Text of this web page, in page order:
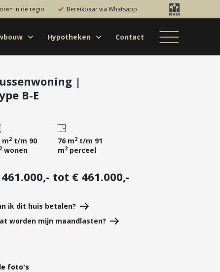
Projectontwikkelaars
Leer ons kennen
in de regio Bereikbaar via Whatsapp
Bestaande bouw
Nieuwbouw
Bedrijfsaanbod
Internationaal
Nieuwbouw
Hypotheken
oversluiten
Starterslening
Financiële check
Duurzame
Banken
Contact
|
B-E
m2 t/m 90
2 wonen
76 m2 t/m 91
m2 perceel
tot € 461.000,-
ik dit huis betalen?
worden mijn maandlasten?
foto's